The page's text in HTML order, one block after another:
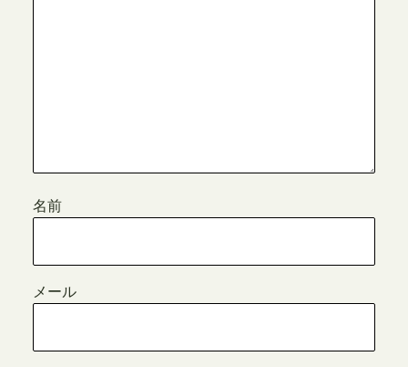
名前
メール